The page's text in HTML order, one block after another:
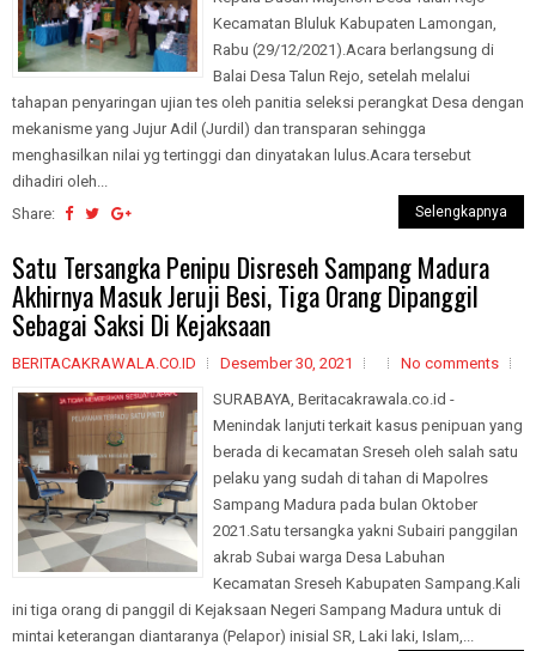
Kecamatan Bluluk Kabupaten Lamongan,
Rabu (29/12/2021).Acara berlangsung di
Balai Desa Talun Rejo, setelah melalui
tahapan penyaringan ujian tes oleh panitia seleksi perangkat Desa dengan
mekanisme yang Jujur Adil (Jurdil) dan transparan sehingga
menghasilkan nilai yg tertinggi dan dinyatakan lulus.Acara tersebut
dihadiri oleh...
Share:
Selengkapnya
Satu Tersangka Penipu Disreseh Sampang Madura
Akhirnya Masuk Jeruji Besi, Tiga Orang Dipanggil
Sebagai Saksi Di Kejaksaan
BERITACAKRAWALA.CO.ID Desember 30, 2021
No comments
SURABAYA, Beritacakrawala.co.id -
Menindak lanjuti terkait kasus penipuan yang
berada di kecamatan Sreseh oleh salah satu
pelaku yang sudah di tahan di Mapolres
Sampang Madura pada bulan Oktober
2021.Satu tersangka yakni Subairi panggilan
akrab Subai warga Desa Labuhan
Kecamatan Sreseh Kabupaten Sampang.Kali
ini tiga orang di panggil di Kejaksaan Negeri Sampang Madura untuk di
mintai keterangan diantaranya (Pelapor) inisial SR, Laki laki, Islam,...